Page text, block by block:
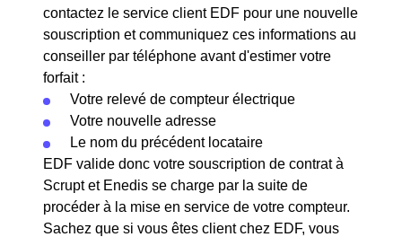
contactez le service client EDF pour une nouvelle
souscription et communiquez ces informations au
conseiller par téléphone avant d'estimer votre
forfait :
Votre relevé de compteur électrique
Votre nouvelle adresse
Le nom du précédent locataire
EDF valide donc votre souscription de contrat à
Scrupt et Enedis se charge par la suite de
procéder à la mise en service de votre compteur.
Sachez que si vous êtes client chez EDF, vous